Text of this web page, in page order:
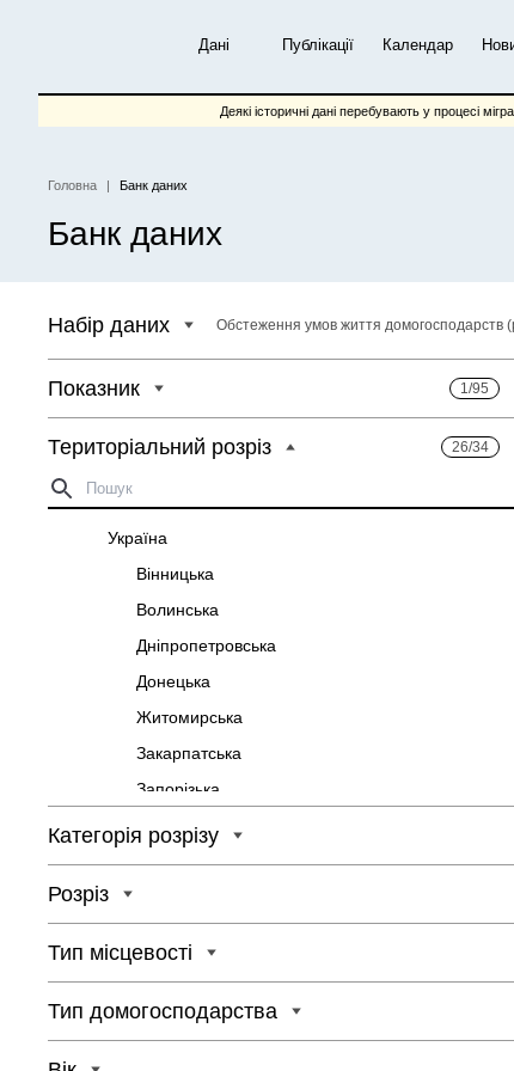
Дані Публікації Календар
Деякі історичні дані перебувають у процесі
Рядок
навіґації
Головна Банк даних
Банк даних
Набір даних Обстеження умов життя домогосподарств
Показник 1/95
Територіальний розріз 26/34
Україна
Вінницька
Волинська
Дніпропетровська
Донецька
Житомирська
Закарпатська
Запорізька
Івано-Франківська
Київська
Миколаївська
Одеська
Категорія розрізу
Розріз
Тип місцевості
Тип домогосподарства